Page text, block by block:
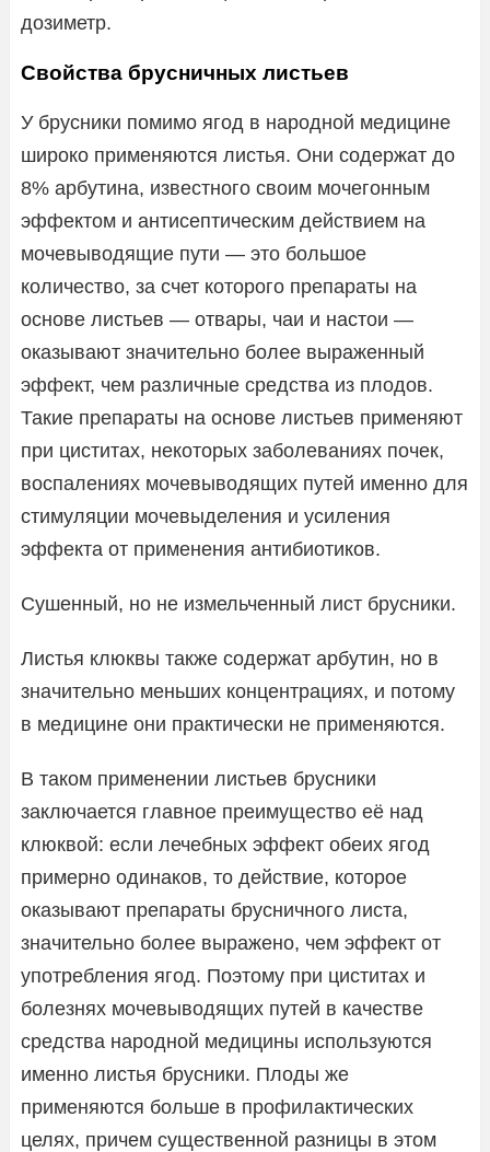
дозиметр.
Свойства брусничных листьев
У брусники помимо ягод в народной медицине
широко применяются листья. Они содержат до
8% арбутина, известного своим мочегонным
эффектом и антисептическим действием на
мочевыводящие пути — это большое
количество, за счет которого препараты на
основе листьев — отвары, чаи и настои —
оказывают значительно более выраженный
эффект, чем различные средства из плодов.
Такие препараты на основе листьев применяют
при циститах, некоторых заболеваниях почек,
воспалениях мочевыводящих путей именно для
стимуляции мочевыделения и усиления
эффекта от применения антибиотиков.
Сушенный, но не измельченный лист брусники.
Листья клюквы также содержат арбутин, но в
значительно меньших концентрациях, и потому
в медицине они практически не применяются.
В таком применении листьев брусники
заключается главное преимущество её над
клюквой: если лечебных эффект обеих ягод
примерно одинаков, то действие, которое
оказывают препараты брусничного листа,
значительно более выражено, чем эффект от
употребления ягод. Поэтому при циститах и
болезнях мочевыводящих путей в качестве
средства народной медицины используются
именно листья брусники. Плоды же
применяются больше в профилактических
целях, причем существенной разницы в этом